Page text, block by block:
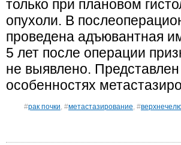
только при плановом
опухоли. В
проведена адъювантная
5 лет после операции
не выявлено.
особенностях
#рак почки, #метастазирование, #